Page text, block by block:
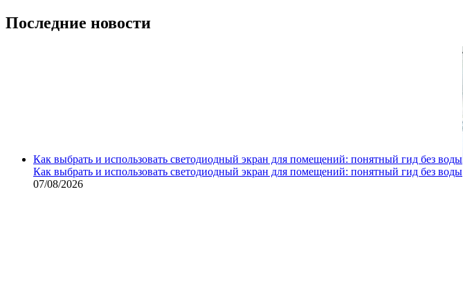
Последние новости
Как выбрать и использовать светодиодный экран для помещений: понятный гид без воды
Как выбрать и использовать светодиодный экран для помещений: понятный гид без воды
07/08/2026